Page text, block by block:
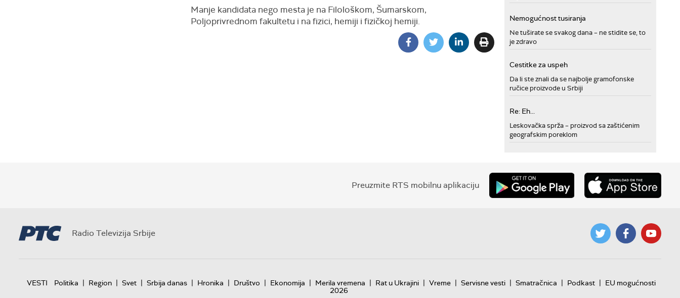
Manje kandidata nego mesta je na Filološkom, Šumarskom,
Poljoprivrednom fakultetu i na fizici, hemiji i fizičkoj hemiji.
Nemogućnost tusiranja
Ne tuširate se svakog dana – ne stidite se, to
je zdravo
Cestitke za uspeh
Da li ste znali da se najbolje gramofonske
ručice proizvode u Srbiji
Re: Eh...
Leskovačka sprža – proizvod sa zaštićenim
geografskim poreklom
Preuzmite RTS mobilnu aplikaciju
Radio Televizija Srbije
VESTI Politika | Region | Svet | Srbija danas | Hronika | Društvo | Ekonomija | Merila vremena | Rat u Ukrajini | Vreme | Servisne vesti | Smatračnica | Podkast | EU mogućnosti
2026